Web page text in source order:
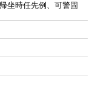
坐時任先例、可警固